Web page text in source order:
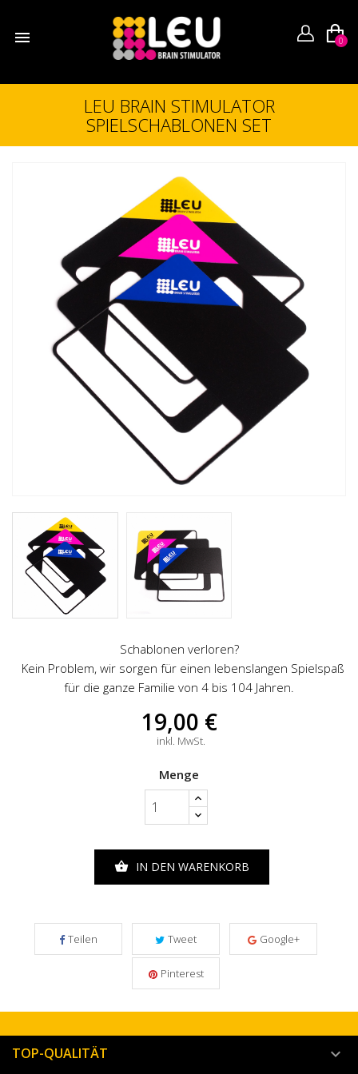
 0
LEU BRAIN STIMULATOR
SPIELSCHABLONEN SET
Schablonen verloren?
Kein Problem, wir sorgen für einen lebenslangen Spielspaß
für die ganze Familie von 4 bis 104 Jahren.
19,00 €
inkl. MwSt.
Menge
 IN DEN WARENKORB
Teilen Tweet Google+
Pinterest
TOP-QUALITÄT 